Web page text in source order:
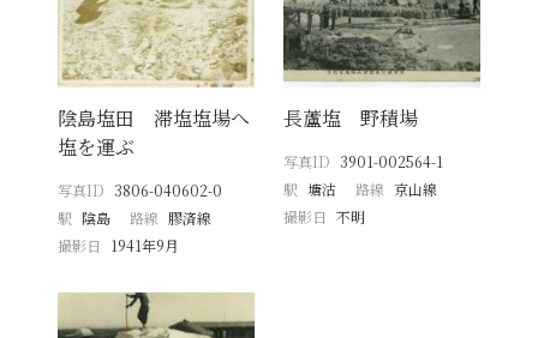
陰島塩田 滞塩塩場へ
塩を運ぶ
写真ID 3806-040602-0
駅 陰島 路線 膠済線
撮影日
1941年9月
長蘆塩 野積場
写真ID 3901-002564-1
駅 塘沽 路線 京山線
撮影日 不明